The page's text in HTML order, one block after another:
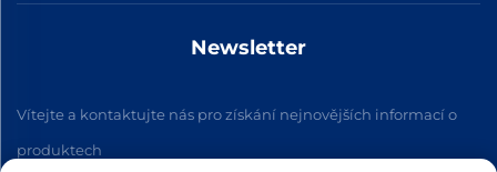
Newsletter
Vítejte a kontaktujte nás pro získání nejnovějších informací o
produktech